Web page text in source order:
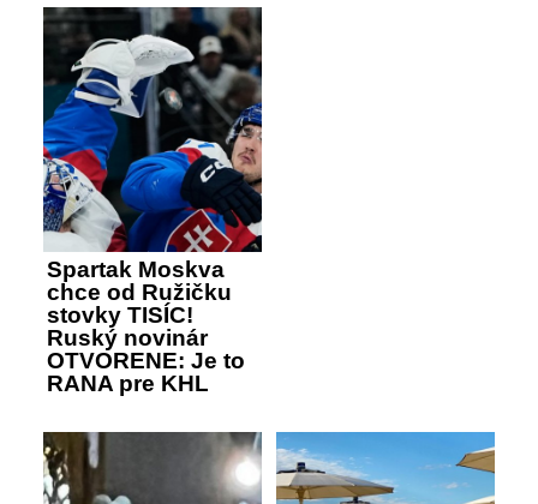
Spartak Moskva
chce od Ružičku
stovky TISÍC!
Ruský novinár
OTVORENE: Je to
RANA pre KHL